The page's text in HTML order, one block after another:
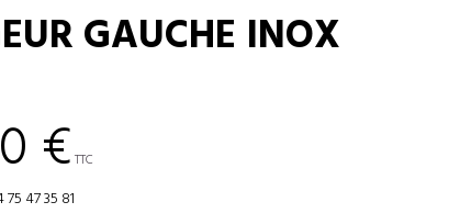
GAUCHE INOX
€TTC
75 47 35 81